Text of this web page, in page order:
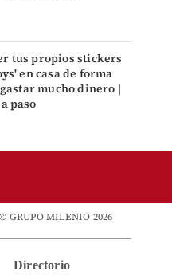
tus propios stickers
en casa de forma
mucho dinero |
paso
GRUPO MILENIO 2026
Directorio